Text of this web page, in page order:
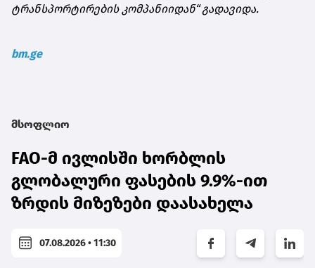
ტრანსპორტირების კომპანიიდან“ გადავიდა.
bm.ge
მსოფლიო
FAO-მ ივლისში ხორბლის
გლობალური ფასების 9.9%-ით
ზრდის მიზეზები დაასახელა
07.08.2026 • 11:30